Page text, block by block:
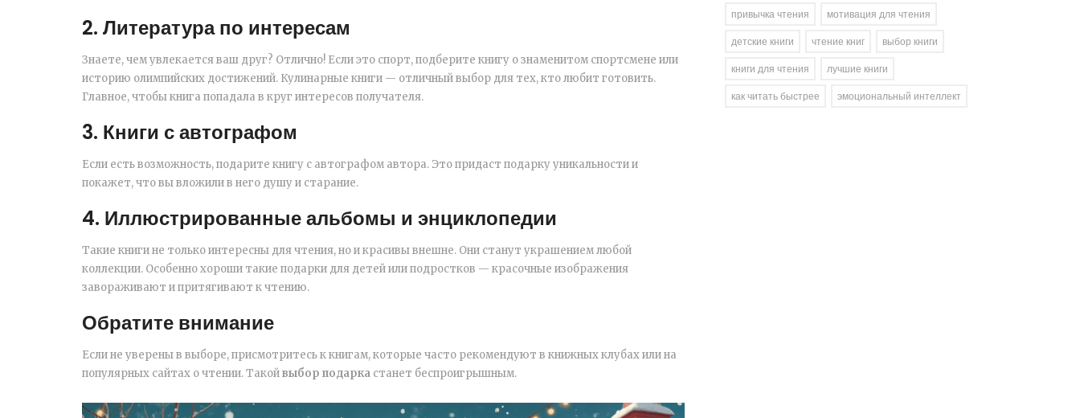
2. Литература по интересам
Знаете, чем увлекается ваш друг? Отлично! Если это спорт, подберите книгу о знаменитом спортсмене или
историю олимпийских достижений. Кулинарные книги — отличный выбор для тех, кто любит готовить.
Главное, чтобы книга попадала в круг интересов получателя.
3. Книги с автографом
Если есть возможность, подарите книгу с автографом автора. Это придаст подарку уникальности и
покажет, что вы вложили в него душу и старание.
4. Иллюстрированные альбомы и энциклопедии
Такие книги не только интересны для чтения, но и красивы внешне. Они станут украшением любой
коллекции. Особенно хороши такие подарки для детей или подростков — красочные изображения
завораживают и притягивают к чтению.
Обратите внимание
Если не уверены в выборе, присмотритесь к книгам, которые часто рекомендуют в книжных клубах или на
популярных сайтах о чтении. Такойвыбор подарка станет беспроигрышным.
привычка чтения
мотивация для чтения
детские книги
чтение книг
выбор книги
книги для чтения
лучшие книги
как читать быстрее
эмоциональный интеллект